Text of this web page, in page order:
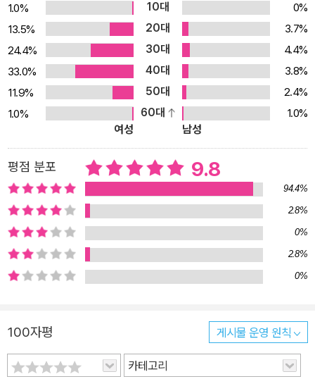
> 1탄의 독자 리뷰 말 그대로 진짜 기본 베이킹책!정말 아무것도 모르
던 저에게 생기초부터 차근차근 설명해주는 이 책, 초보 베이커에게
딱 필요한 책입니다. -가** 독자님 다들 강력히 추천하는 책!'베이킹
책 뭐 사지?' 하면 다들 이걸 추천했어요. 베이킹을 막 시작하는 분들
께 추천합니다. -i*****3 독자님 기본서로 참고할 서적을 오랫동안
고민하다 산 책!베이킹 영상을 보고 내 입맛에 맞게 수정하고 싶어 기
본을 탄탄히 하고자 산 책, 탁월한 선택이었습니다. -봉* 독자님 수학
으로 따지면 수학의 정석!초보가 쉽게 시작할 수 있는 기본서 -꼬*독
자님 영상보다 더 자세합니다!유튜브 보고 시작했는데 기본서 한 권
은 읽어보는 것이 베이킹 레시피를 이해하기 더 쉽게 해주는 것 같습
니다. -y*s 독자님 ■ <진짜 기본 베이킹책> 2탄의 특징 1. 독자들이
원하는 인기 레시피를 담기 위해 레시피팩토리 독자기획단과 함께 메
뉴를 고르고 기획했습니다. 2. 구움 과자, 케이크, 브레드 등 제과에서
제빵까지 다양한 분야의 기본 레시피가 담겨 있습니다. 3. 오늘 처음
부재료, 필링, 토핑 등을 달리하여 다채롭게 응용할 수 있는 응용 레시
량, 조리 시간, 보관법, 유용한 팁까지 꼭 필요한 정보를 알차게 넣었
1.0% 10대
0%
13.5%
20대
3.7%
24.4%
30대
4.4%
33.0%
40대
3.8%
11.9%
50대
2.4%
1.0%
60대
1.0%
여성
남성
평점 분포 9.8
94.4%
2.8%
0%
2.8%
0%
100자평 게시물 운영 원칙
카테고리